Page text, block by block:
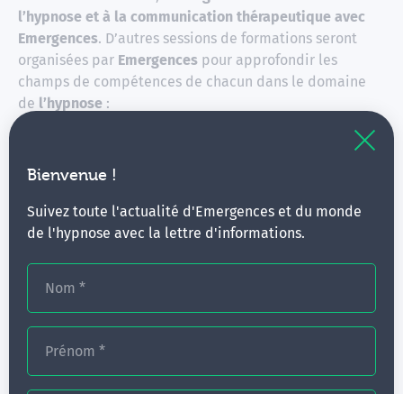
Bienvenue !
Suivez toute l'actualité d'Emergences et du monde
de l'hypnose avec la lettre d'informations.
Nom *
Prénom *
l’hypnose et à la communication thérapeutique avec
Emergences. D’autres sessions de formations seront
organisées par Emergences pour approfondir les
champs de compétences de chacun dans le domaine
de l’hypnose :
sessions d’approfondissement obstétrique
avec les formatrices
Saulnier , sage-femme
Dessessions d’approfondissement anesthésie-
maternité et 30 à 50% du pôle chirurgie-anesthésie